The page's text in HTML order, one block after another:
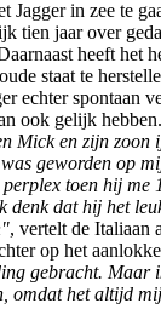
Jagger in zee te
tien jaar over
heeft het
staat te
echter spontaan
ook gelijk hebben.
Mick en zijn zoon
geworden op
toen hij me
denk dat hij het
, vertelt de Italiaan
op het
gebracht. Maar
omdat het altijd